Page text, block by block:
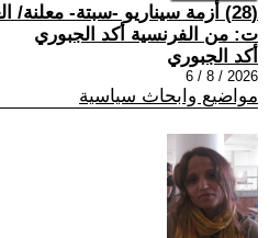
(28) أزمة سيناريو -سبتة- معلنة/
ت: من الفرنسية أكد الجبوري
أكد الجبوري
2026 / 8 / 6
مواضيع وابحاث سياسية